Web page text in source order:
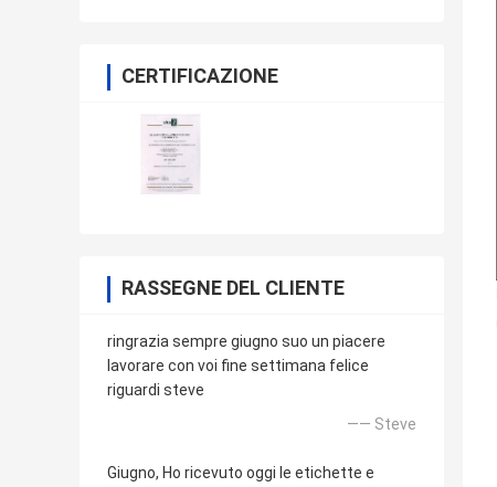
CERTIFICAZIONE
RASSEGNE DEL CLIENTE
ringrazia sempre giugno suo un piacere
lavorare con voi fine settimana felice
riguardi steve
—— Steve
Giugno, Ho ricevuto oggi le etichette e